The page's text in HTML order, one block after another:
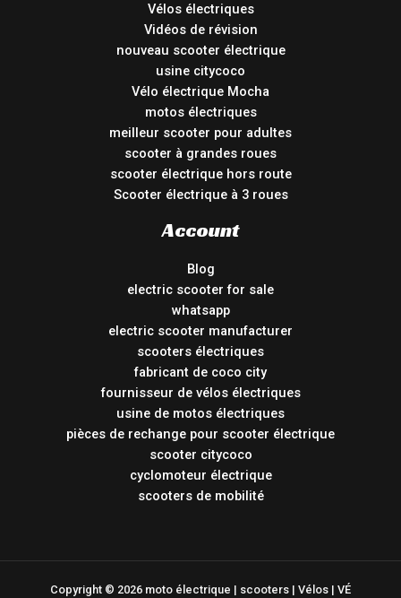
Vélos électriques
Vidéos de révision
nouveau scooter électrique
usine citycoco
Vélo électrique Mocha
motos électriques
meilleur scooter pour adultes
scooter à grandes roues
scooter électrique hors route
Scooter électrique à 3 roues
Account
Blog
electric scooter for sale
whatsapp
electric scooter manufacturer
scooters électriques
fabricant de coco city
fournisseur de vélos électriques
usine de motos électriques
pièces de rechange pour scooter électrique
scooter citycoco
cyclomoteur électrique
scooters de mobilité
Copyright © 2026 moto électrique | scooters | Vélos | VÉ